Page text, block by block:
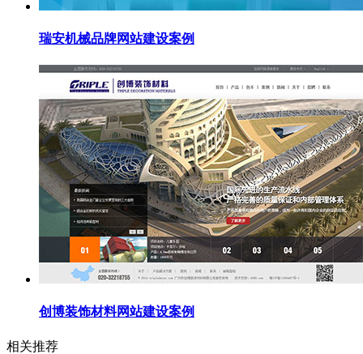
瑞安机械品牌网站建设案例
创博装饰材料网站建设案例
相关推荐